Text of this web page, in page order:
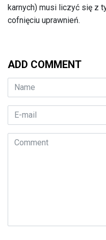
karnych) musi liczyć się z
cofnięciu uprawnień.
ADD COMMENT